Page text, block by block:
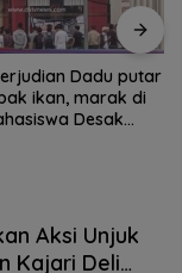
Dadu putar
ikan, marak di
Desak
Aksi Unjuk
Kajari Deli